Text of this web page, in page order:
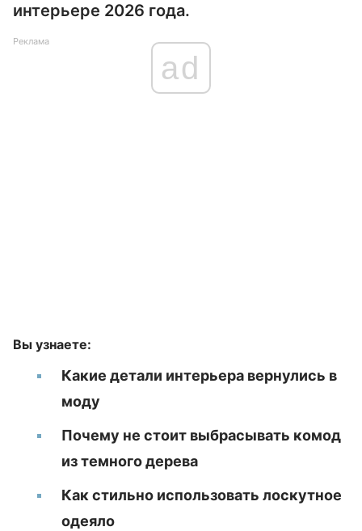
интерьере 2026 года.
Реклама
ad
Вы узнаете:
Какие детали интерьера вернулись в
моду
Почему не стоит выбрасывать комод
из темного дерева
Как стильно использовать лоскутное
одеяло